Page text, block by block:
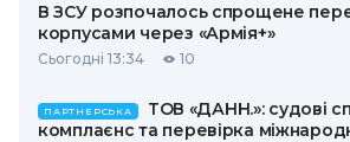
В ЗСУ розпочалось спрощене
корпусами через «Армія+»
Сьогодні 13:34 10
ПАРТНЕРСЬКА
ТОВ «ДАНН.»: судові
комплаєнс та перевірка